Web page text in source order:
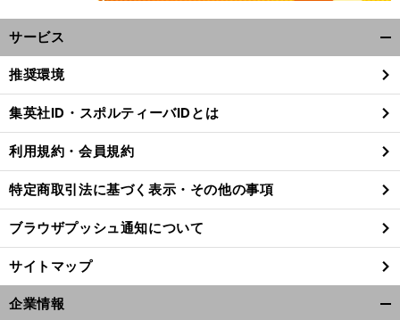
サービス
閉
る
推奨環境
集英社ID・スポルティーバIDとは
利用規約・会員規約
特定商取引法に基づく表示・その他の事項
ブラウザプッシュ通知について
サイトマップ
企業情報